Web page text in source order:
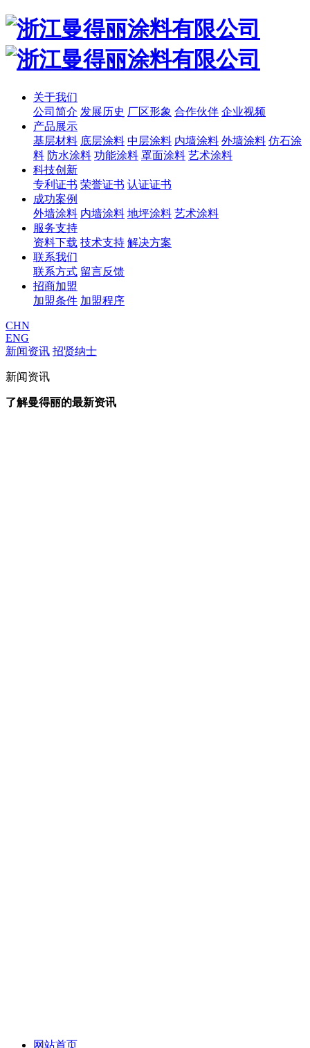
关于我们
公司简介 发展历史 厂区形象 合作伙伴 企业视频
产品展示
基层材料 底层涂料 中层涂料 内墙涂料 外墙涂料 仿石涂
料 防水涂料 功能涂料 罩面涂料 艺术涂料
科技创新
专利证书 荣誉证书 认证证书
成功案例
外墙涂料 内墙涂料 地坪涂料 艺术涂料
服务支持
资料下载 技术支持 解决方案
联系我们
联系方式 留言反馈
招商加盟
加盟条件 加盟程序
CHN
ENG
新闻资讯 招贤纳士
新闻资讯
了解曼得丽的最新资讯
网站首页